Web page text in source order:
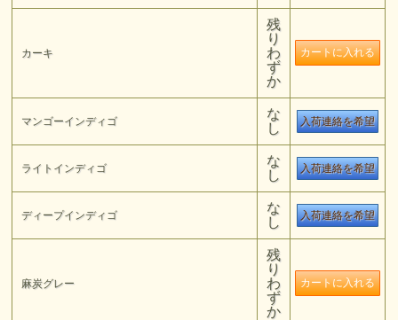
カーキ
残
り
わ
ず
か
マンゴーインディゴ
な
し
入荷連絡を希望
ライトインディゴ
な
し
入荷連絡を希望
ディープインディゴ
な
し
入荷連絡を希望
麻炭グレー
残
り
わ
ず
か